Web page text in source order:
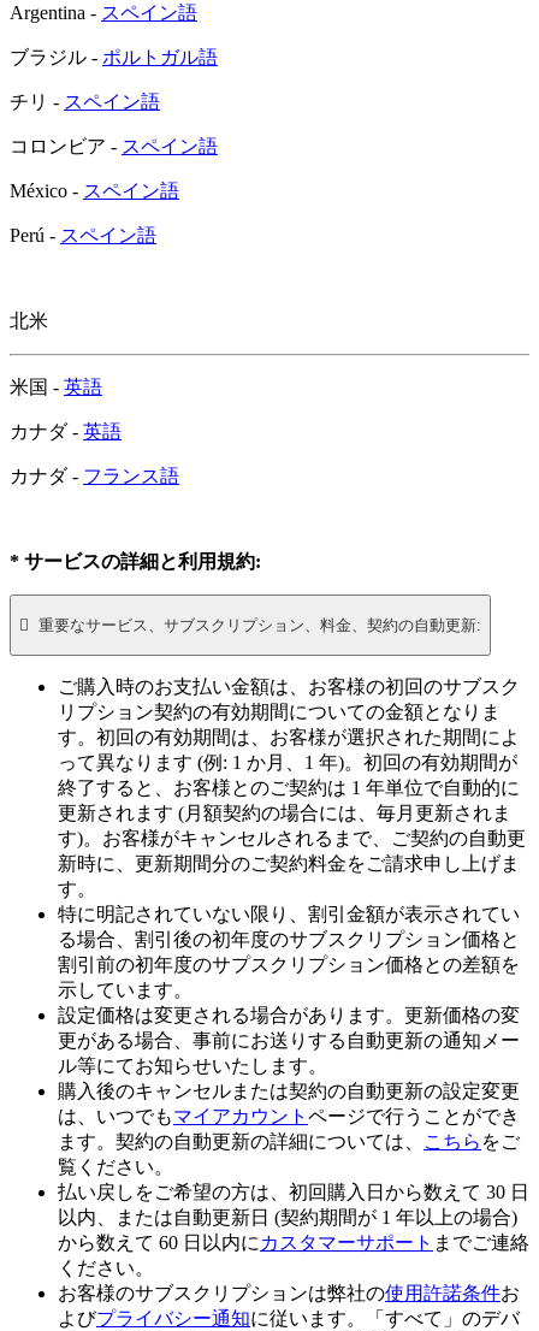
Argentina - スペイン語
ブラジル - ポルトガル語
チリ - スペイン語
コロンビア - スペイン語
México - スペイン語
Perú - スペイン語
北米
米国 - 英語
カナダ - 英語
カナダ - フランス語
* サービスの詳細と利用規約:
 重要なサービス、サブスクリプション、料金、契約の自動更新:
ご購入時のお支払い金額は、お客様の初回のサブスク
リプション契約の有効期間についての金額となりま
す。初回の有効期間は、お客様が選択された期間によ
って異なります (例: 1 か月、1 年)。初回の有効期間が
終了すると、お客様とのご契約は 1 年単位で自動的に
更新されます (月額契約の場合には、毎月更新されま
す)。お客様がキャンセルされるまで、ご契約の自動更
新時に、更新期間分のご契約料金をご請求申し上げま
す。
特に明記されていない限り、割引金額が表示されてい
る場合、割引後の初年度のサブスクリプション価格と
割引前の初年度のサプスクリプション価格との差額を
示しています。
設定価格は変更される場合があります。更新価格の変
更がある場合、事前にお送りする自動更新の通知メー
ル等にてお知らせいたします。
購入後のキャンセルまたは契約の自動更新の設定変更
は、いつでもマイアカウント ページで行うことができ
ます。契約の自動更新の詳細については、
こちら をご
覧ください。
払い戻しをご希望の方は、初回購入日から数えて 30 日
以内、または自動更新日 (契約期間が 1 年以上の場合)
から数えて 60 日以内に カスタマーサポート までご連絡
ください。
お客様のサブスクリプションは弊社の使用許諾条件お
よびプライバシー通知に従います。「すべて」のデバ